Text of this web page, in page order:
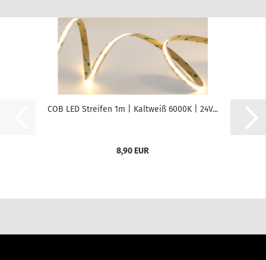
COB LED Streifen 1m | Kaltweiß 6000K | 24V...
8,90 EUR